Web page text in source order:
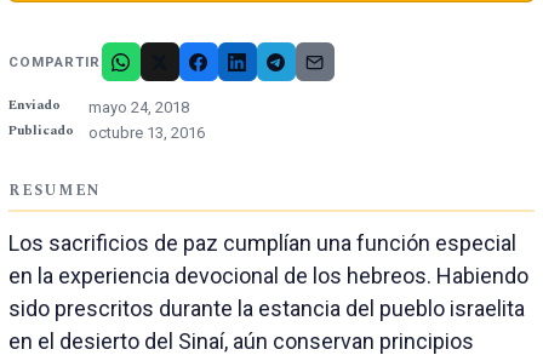
COMPARTIR
Enviado mayo 24, 2018
Publicado octubre 13, 2016
RESUMEN
Los sacrificios de paz cumplían una función especial
en la experiencia devocional de los hebreos. Habiendo
sido prescritos durante la estancia del pueblo israelita
en el desierto del Sinaí, aún conservan principios